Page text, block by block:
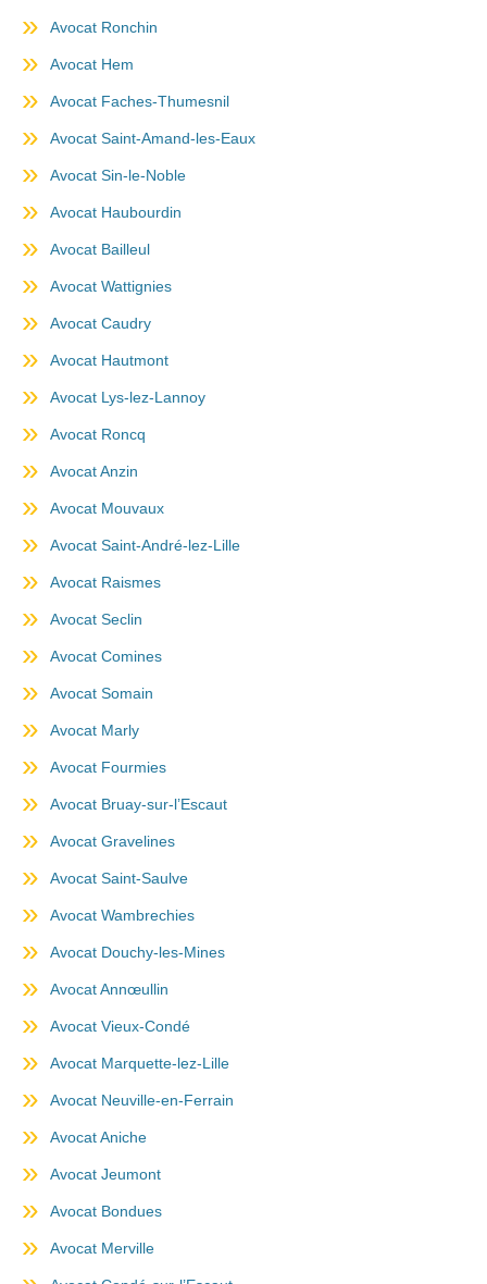
Avocat Ronchin
Avocat Hem
Avocat Faches-Thumesnil
Avocat Saint-Amand-les-Eaux
Avocat Sin-le-Noble
Avocat Haubourdin
Avocat Bailleul
Avocat Wattignies
Avocat Caudry
Avocat Hautmont
Avocat Lys-lez-Lannoy
Avocat Roncq
Avocat Anzin
Avocat Mouvaux
Avocat Saint-André-lez-Lille
Avocat Raismes
Avocat Seclin
Avocat Comines
Avocat Somain
Avocat Marly
Avocat Fourmies
Avocat Bruay-sur-l’Escaut
Avocat Gravelines
Avocat Saint-Saulve
Avocat Wambrechies
Avocat Douchy-les-Mines
Avocat Annœullin
Avocat Vieux-Condé
Avocat Marquette-lez-Lille
Avocat Neuville-en-Ferrain
Avocat Aniche
Avocat Jeumont
Avocat Bondues
Avocat Merville